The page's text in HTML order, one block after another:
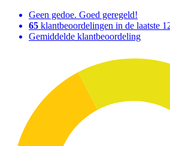
Geen gedoe. Goed geregeld!
65 klantbeoordelingen in de laatste
Gemiddelde klantbeoordeling